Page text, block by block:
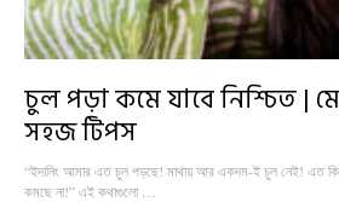
চুল পড়া কমে যাবে নিশ্চিত |
সহজ টিপস
“ইদানিং আমার এত চুল পড়ছে! মাথায় আর একদম-ই চুল নেই! এত
কমছে না!” এই কথাগুলো …